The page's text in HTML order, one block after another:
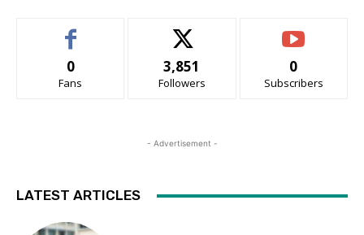
0
Fans
3,851
Followers
0
Subscribers
- Advertisement -
LATEST ARTICLES